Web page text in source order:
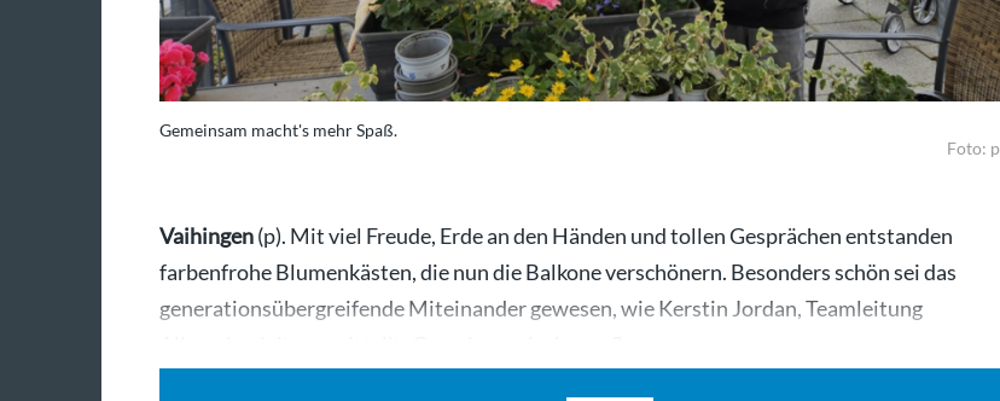
Gemeinsam macht's mehr Spaß.
Foto: p
Vaihingen(p). Mit viel Freude, Erde an den Händen und tollen Gesprächen entstanden
farbenfrohe Blumenkästen, die nun die Balkone verschönern. Besonders schön sei das
generationsübergreifende Miteinander gewesen, wie Kerstin Jordan, Teamleitung